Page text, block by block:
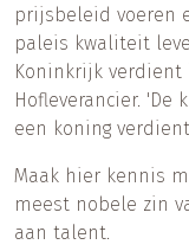
prijsbeleid voeren
paleis kwaliteit
Koninkrijk verdient
Hofleverancier. 'De
een koning
Maak hier kennis
meest nobele zin
aan talent.